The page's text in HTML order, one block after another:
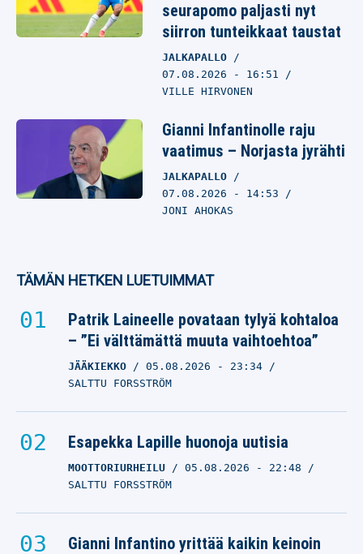
seurapomo paljasti nyt
siirron tunteikkaat taustat
JALKAPALLO
07.08.2026 - 16:51
VILLE HIRVONEN
Gianni Infantinolle raju
vaatimus – Norjasta jyrähti
JALKAPALLO
07.08.2026 - 14:53
JONI AHOKAS
TÄMÄN HETKEN LUETUIMMAT
Patrik Laineelle povataan tylyä kohtaloa
– ”Ei välttämättä muuta vaihtoehtoa”
JÄÄKIEKKO 05.08.2026 - 23:34
SALTTU FORSSTRÖM
Esapekka Lapille huonoja uutisia
MOOTTORIURHEILU 05.08.2026 - 22:48
SALTTU FORSSTRÖM
Gianni Infantino yrittää kaikin keinoin